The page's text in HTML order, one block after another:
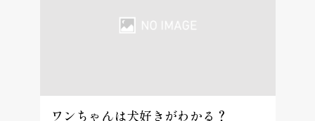
ワンちゃんは犬好きがわかる？